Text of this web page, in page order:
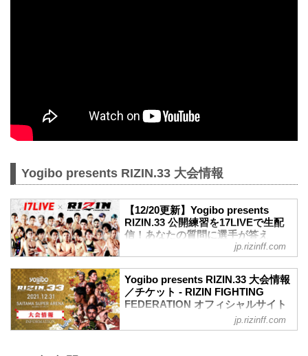
Yogibo presents RIZIN.33 大会情報
【12/20更新】Yogibo presents
RIZIN.33 公開練習を17LIVEで生配
信！あなたの質問に選手が答え
る？！ - RIZIN FIGHTING
FEDERATION オフィシャルサイト
12月31日（金）さいたまスーパーアリー
ナで開催されるYogibo presents RIZIN.33
の出場選手たちによる公開練習を、
17LIVEで生配信することが決定したぞ！
公開練習の様子はRIZIN FF 公式アカウン
jp.rizinff.com
Yogibo presents RIZIN.33 大会情報
／チケット - RIZIN FIGHTING
FEDERATION オフィシャルサイト
jp.rizinff.com